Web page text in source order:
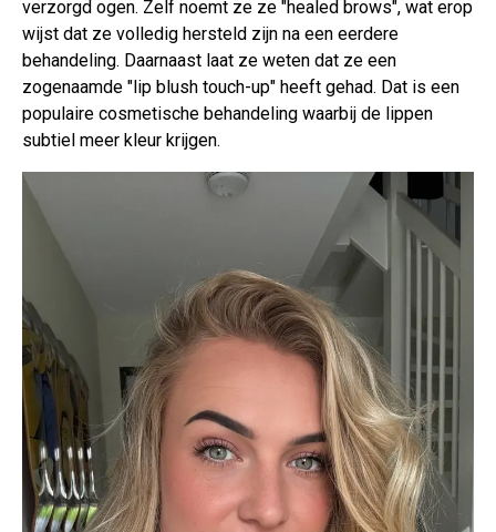
verzorgd ogen. Zelf noemt ze ze "healed brows", wat erop
wijst dat ze volledig hersteld zijn na een eerdere
behandeling. Daarnaast laat ze weten dat ze een
zogenaamde "lip blush touch-up" heeft gehad. Dat is een
populaire cosmetische behandeling waarbij de lippen
subtiel meer kleur krijgen.